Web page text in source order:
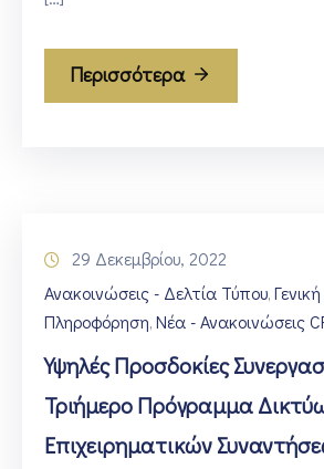
Περισσότερα
29 Δεκεμβρίου, 2022
Ανακοινώσεις - Δελτία Τύπου‚ Γενική
Πληροφόρηση‚ Νέα - Ανακοινώσεις
Υψηλές Προσδοκίες
Τριήμερο Πρόγραμμα
Επιχειρηματικών